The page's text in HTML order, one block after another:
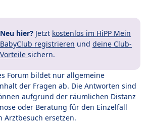
Neu hier? Jetzt kostenlos im HiPP Mein
BabyClub registrieren und deine Club-
Vorteile sichern.
Forum bildet nur allgemeine
der Fragen ab. Die Antworten sind
aufgrund der räumlichen Distanz
oder Beratung für den Einzelfall
Arztbesuch ersetzen.